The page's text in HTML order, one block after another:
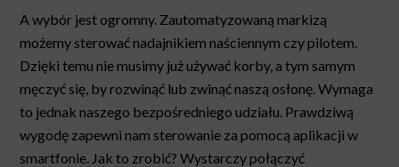
A wybór jest ogromny. Zautomatyzowaną markizą
możemy sterować nadajnikiem naściennym czy pilotem.
Dzięki temu nie musimy już używać korby, a tym samym
męczyć się, by rozwinąć lub zwinąć naszą osłonę. Wymaga
to jednak naszego bezpośredniego udziału. Prawdziwą
wygodę zapewni nam sterowanie za pomocą aplikacji w
smartfonie. Jak to zrobić? Wystarczy połączyć